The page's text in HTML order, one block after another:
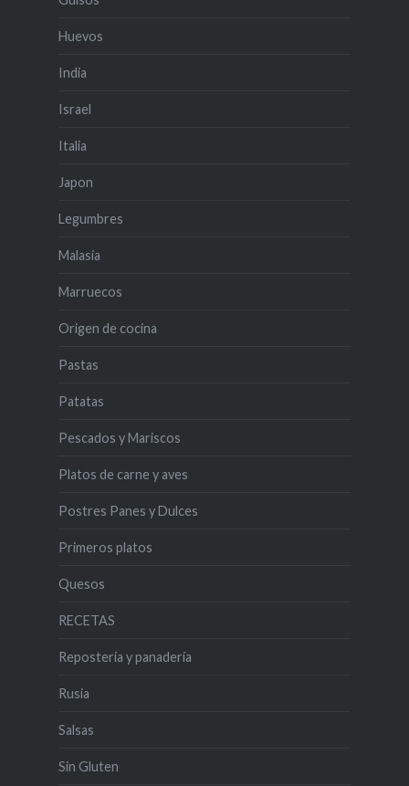
Huevos
India
Israel
Italia
Japon
Legumbres
Malasia
Marruecos
Origen de cocina
Pastas
Patatas
Pescados y Mariscos
Platos de carne y aves
Postres Panes y Dulces
Primeros platos
Quesos
RECETAS
Reposteria y panadería
Rusia
Salsas
Sin Gluten